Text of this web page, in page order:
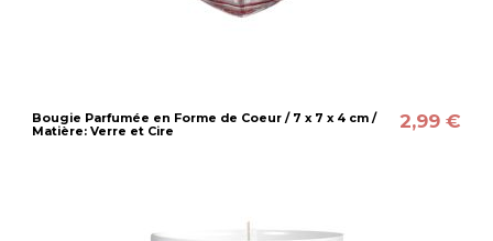
Bougie Parfumée en Forme de Coeur / 7 x 7 x 4 cm /
Matière: Verre et Cire
2,99 €